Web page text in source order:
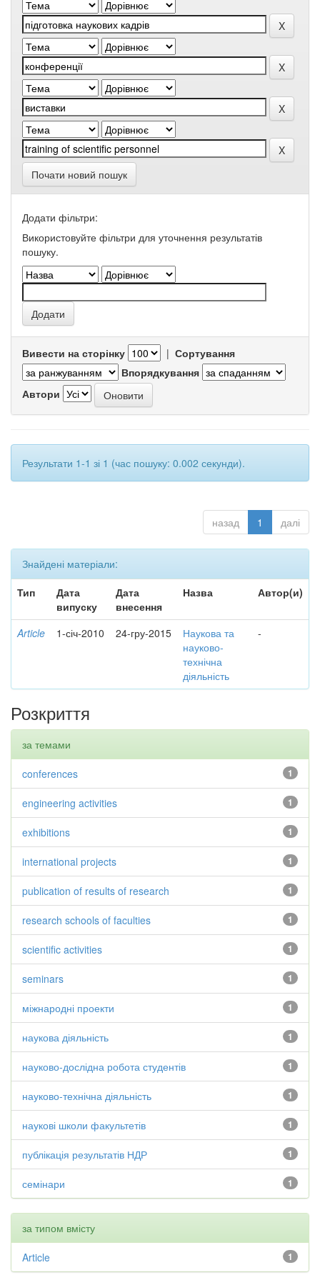
Почати новий пошук
Додати фільтри:
Використовуйте фільтри для уточнення результатів
пошуку.
Вивести на сторінку | Сортування
Впорядкування
Автори
Результати 1-1 зі 1 (час пошуку: 0.002 секунди).
назад 1 далі
Знайдені матеріали:
Тип
Дата
випуску
Дата
внесення
Назва Автор(и)
Article 1-січ-2010 24-гру-2015
Наукова та
науково-
технічна
діяльність
-
Розкриття
за темами
1
conferences
1
engineering activities
1
exhibitions
1
international projects
1
publication of results of research
1
research schools of faculties
1
scientific activities
1
seminars
1
міжнародні проекти
1
наукова діяльність
1
науково-дослідна робота студентів
1
науково-технічна діяльність
1
наукові школи факультетів
1
публікація результатів НДР
1
семінари
за типом вмісту
1
Article